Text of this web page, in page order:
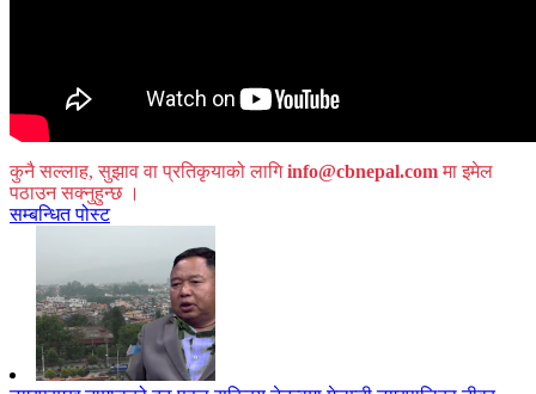
कुनै सल्लाह, सुझाव वा प्रतिकृयाको लागिinfo@cbnepal.comमा इमेल
पठाउन सक्नुहुन्छ ।
सम्बन्धित पोस्ट